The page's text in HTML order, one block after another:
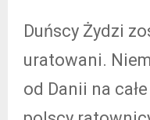
Duńscy Żydzi
uratowani.
od Danii na